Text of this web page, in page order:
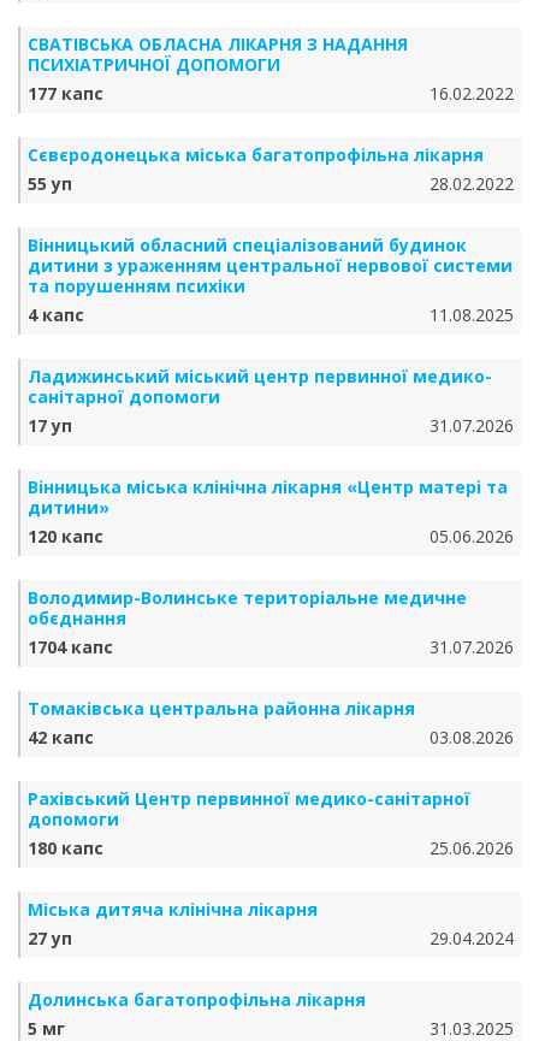
СВАТІВСЬКА ОБЛАСНА ЛІКАРНЯ З НАДАННЯ
ПСИХІАТРИЧНОЇ ДОПОМОГИ
177 капс
16.02.2022
Сєвєродонецька міська багатопрофільна лікарня
55 уп
28.02.2022
Вінницький обласний спеціалізований будинок
дитини з ураженням центральної нервової системи
та порушенням психіки
4 капс
11.08.2025
Ладижинський міський центр первинної медико-
санітарної допомоги
17 уп
31.07.2026
Вінницька міська клінічна лікарня «Центр матері та
дитини»
120 капс
05.06.2026
Володимир-Волинське територіальне медичне
обєднання
1704 капс
31.07.2026
Томаківська центральна районна лікарня
42 капс
03.08.2026
Рахівський Центр первинної медико-санітарної
допомоги
180 капс
25.06.2026
Міська дитяча клінічна лікарня
27 уп
29.04.2024
Долинська багатопрофільна лікарня
5 мг
31.03.2025